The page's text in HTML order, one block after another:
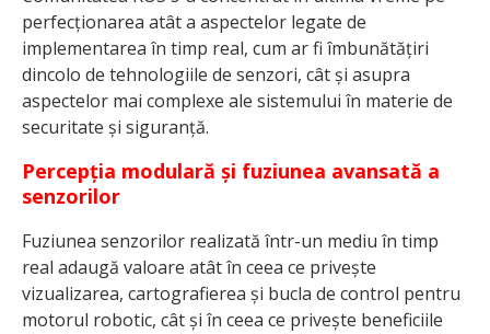
perfecționarea atât a aspectelor legate de
implementarea în timp real, cum ar fi îmbunătățiri
dincolo de tehnologiile de senzori, cât și asupra
aspectelor mai complexe ale sistemului în materie de
securitate și siguranță.
Percepția modulară și fuziunea avansată a
senzorilor
Fuziunea senzorilor realizată într-un mediu în timp
real adaugă valoare atât în ceea ce privește
vizualizarea, cartografierea și bucla de control pentru
motorul robotic, cât și în ceea ce privește beneficiile